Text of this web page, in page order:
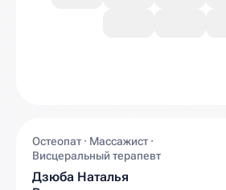
Остеопат · Массажист ·
Висцеральный терапевт
Дзюба Наталья